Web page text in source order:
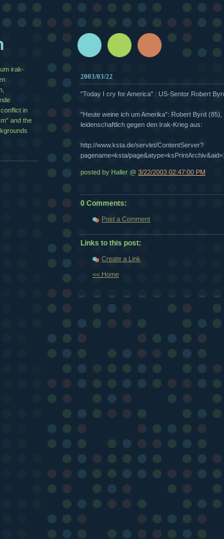
2003/03/22
"Today I cry for America" : US-Sentor Robert
"Heute weine ich um Amerika": Robert Byrd
leidenschaftlich gegen den Irak-Krieg aus:
http://www.ksta.de/servlet/ContentServer?
pagename=ksta/
posted by Haller @ 3/22/2003 02:47:00 PM
0 Comments:
Post a Comment
Links to this post:
Create a Link
<< Home
irak-
in
and the